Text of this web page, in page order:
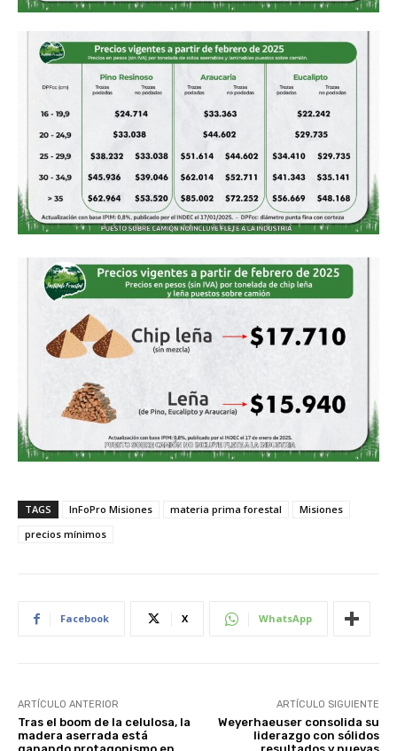
TAGS InFoPro Misiones materia prima forestal
Misiones
precios mínimos
Facebook X WhatsApp
ARTÍCULO ANTERIOR
Tras el boom de la celulosa, la
madera aserrada está
ARTÍCULO SIGUIENTE
Weyerhaeuser consolida su
liderazgo con sólidos